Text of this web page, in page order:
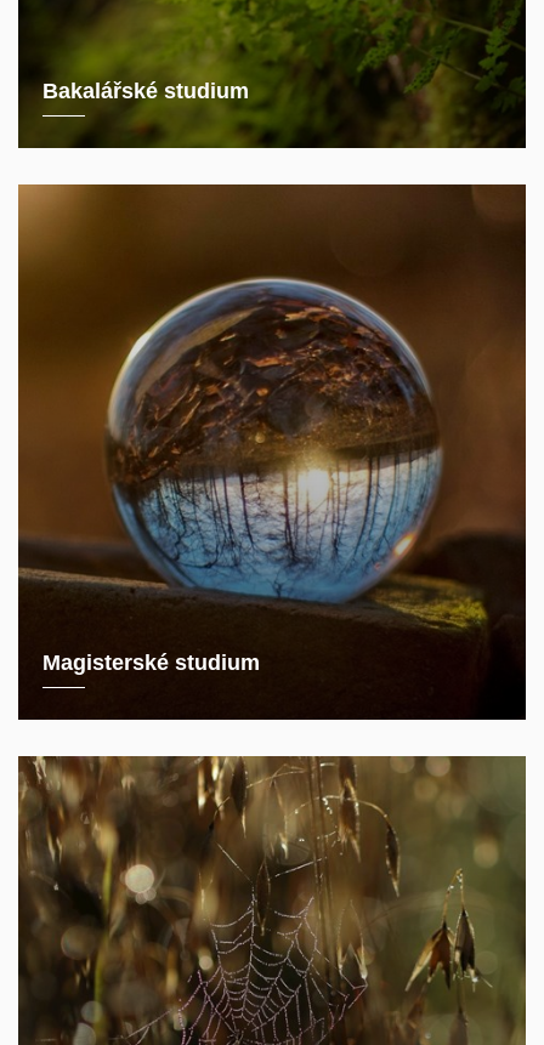
Bakalářské studium
Magisterské studium